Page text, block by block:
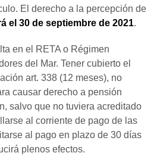
El derecho a la percepción de
el 30 de septiembre de 2021.
en el RETA o Régimen
del Mar. Tener cubierto el
art. 338 (12 meses), no
causar derecho a pensión
salvo que no tuviera acreditado
al corriente de pago de las
al pago en plazo de 30 días
plenos efectos.